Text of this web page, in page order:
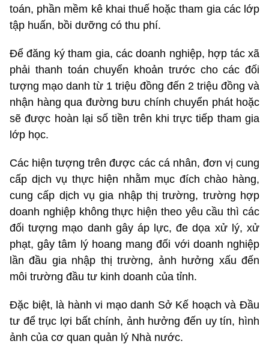
toán, phần mềm kê khai thuế hoặc tham gia các lớp
tập huấn, bồi dưỡng có thu phí.
Để đăng ký tham gia, các doanh nghiệp, hợp tác xã
phải thanh toán chuyển khoản trước cho các đối
tượng mạo danh từ 1 triệu đồng đến 2 triệu đồng và
nhận hàng qua đường bưu chính chuyển phát hoặc
sẽ được hoàn lại số tiền trên khi trực tiếp tham gia
lớp học.
Các hiện tượng trên được các cá nhân, đơn vị cung
cấp dịch vụ thực hiện nhằm mục đích chào hàng,
cung cấp dịch vụ gia nhập thị trường, trường hợp
doanh nghiệp không thực hiện theo yêu cầu thì các
đối tượng mạo danh gây áp lực, đe dọa xử lý, xử
phạt, gây tâm lý hoang mang đối với doanh nghiệp
lần đầu gia nhập thị trường, ảnh hưởng xấu đến
môi trường đầu tư kinh doanh của tỉnh.
Đặc biệt, là hành vi mạo danh Sở Kế hoạch và Đầu
tư để trục lợi bất chính, ảnh hưởng đến uy tín, hình
ảnh của cơ quan quản lý Nhà nước.